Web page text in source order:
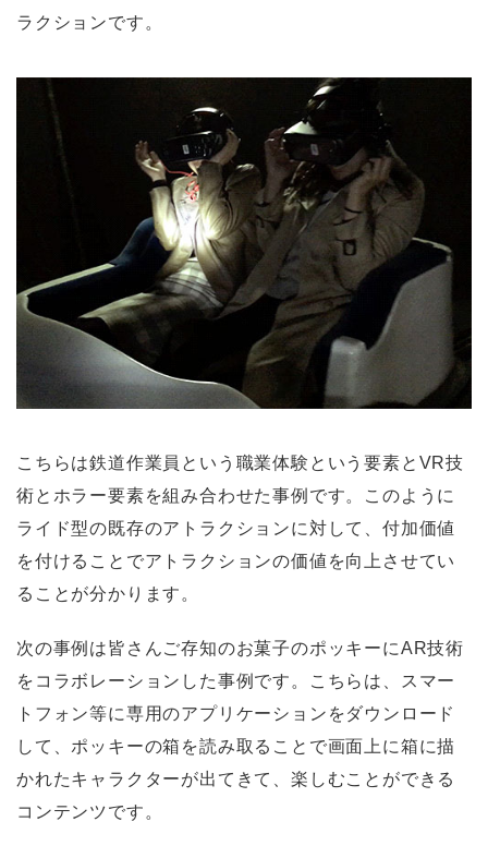
ラクションです。
こちらは鉄道作業員という職業体験という要素とVR技
術とホラー要素を組み合わせた事例です。このように
ライド型の既存のアトラクションに対して、付加価値
を付けることでアトラクションの価値を向上させてい
ることが分かります。
次の事例は皆さんご存知のお菓子のポッキーにAR技術
をコラボレーションした事例です。こちらは、スマー
トフォン等に専用のアプリケーションをダウンロード
して、ポッキーの箱を読み取ることで画面上に箱に描
かれたキャラクターが出てきて、楽しむことができる
コンテンツです。